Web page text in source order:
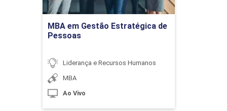
MBA em Gestão Estratégica de
Pessoas
Liderança e Recursos Humanos
MBA
Ao Vivo
Ir para Inscrição